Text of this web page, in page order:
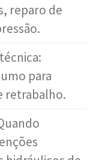
reparo de
para
retrabalho.